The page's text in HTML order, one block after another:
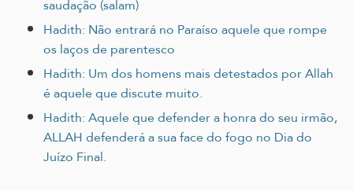
saudação (salam)
Hadith: Não entrará no Paraíso aquele que rompe
os laços de parentesco
Hadith: Um dos homens mais detestados por Allah
é aquele que discute muito.
Hadith: Aquele que defender a honra do seu irmão,
ALLAH defenderá a sua face do fogo no Dia do
Juízo Final.